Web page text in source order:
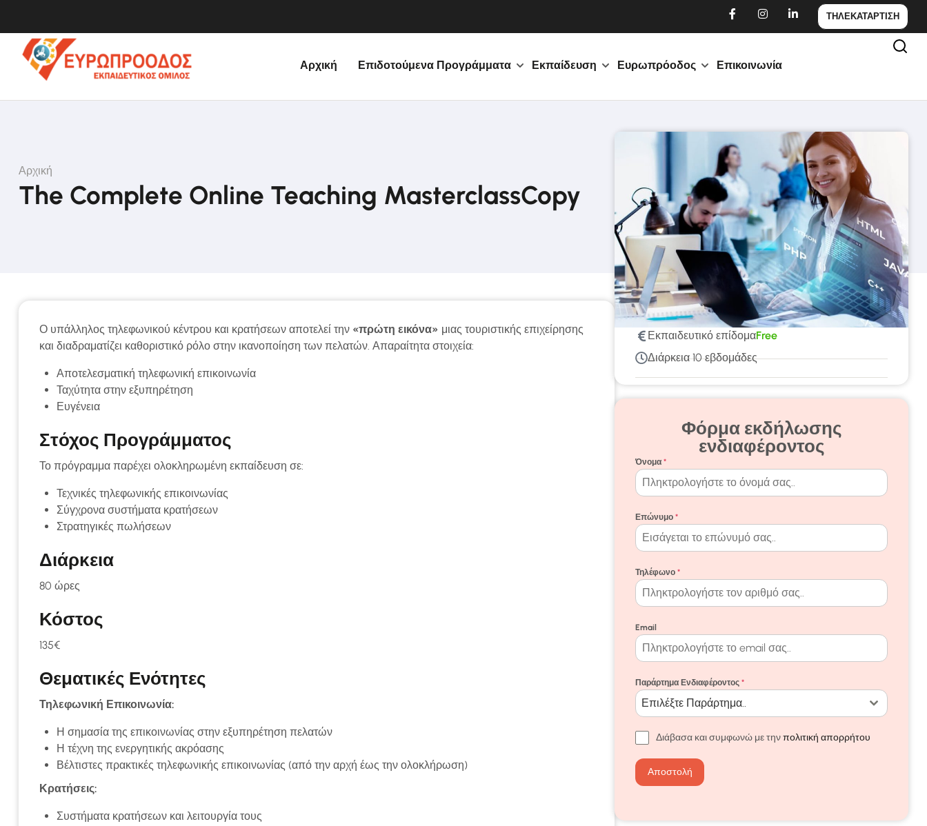
ΤΗΛΕΚΑΤΑΡΤΙΣΗ
Αρχική Επιδοτούμενα Προγράμματα Εκπαίδευση Ευρωπρόοδος Επικοινωνία
Αρχική
The Complete Online Teaching MasterclassCopy
Ο υπάλληλος τηλεφωνικού κέντρου και κρατήσεων αποτελεί την «πρώτη εικόνα» μιας τουριστικής επιχείρησης
και διαδραματίζει καθοριστικό ρόλο στην ικανοποίηση των πελατών. Απαραίτητα στοιχεία:
Αποτελεσματική τηλεφωνική επικοινωνία
Ταχύτητα στην εξυπηρέτηση
Ευγένεια
Στόχος Προγράμματος
Το πρόγραμμα παρέχει ολοκληρωμένη εκπαίδευση σε:
Τεχνικές τηλεφωνικής επικοινωνίας
Σύγχρονα συστήματα κρατήσεων
Στρατηγικές πωλήσεων
Διάρκεια
80 ώρες
Κόστος
135€
Θεματικές Ενότητες
Τηλεφωνική Επικοινωνία:
Η σημασία της επικοινωνίας στην εξυπηρέτηση πελατών
Η τέχνη της ενεργητικής ακρόασης
Βέλτιστες πρακτικές τηλεφωνικής επικοινωνίας (από την αρχή έως την ολοκλήρωση)
Κρατήσεις:
Συστήματα κρατήσεων και λειτουργία τους
Εκπαιδευτικό επίδομαFree
Διάρκεια 10 εβδομάδες
Φόρμα εκδήλωσης
ενδιαφέροντος
Όνομα*
Επώνυμο*
Τηλέφωνο*
Email
Παράρτημα Ενδιαφέροντος*
Επιλέξτε Παράρτημα..
Διάβασα και συμφωνώ με τηνπολιτική απορρήτου
Αποστολή